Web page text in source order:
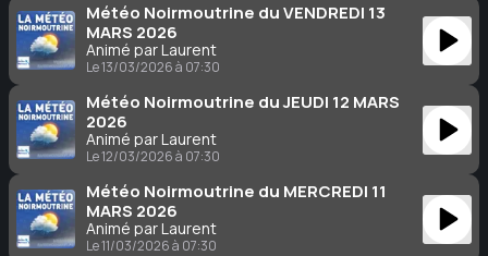
Météo Noirmoutrine du VENDREDI 13
MARS 2026
Animé par Laurent
Le 13/03/2026 à 07:30
Météo Noirmoutrine du JEUDI 12 MARS
2026
Animé par Laurent
Le 12/03/2026 à 07:30
Météo Noirmoutrine du MERCREDI 11
MARS 2026
Animé par Laurent
Le 11/03/2026 à 07:30